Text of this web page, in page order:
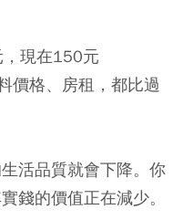
現在150元
價格、房租，都比過
活品質就會下降。你
錢的價值正在減少。